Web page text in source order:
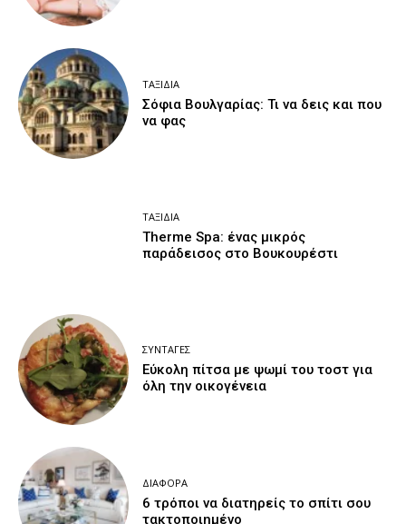
ΤΑΞΊΔΙΑ
Σόφια Βουλγαρίας: Τι να δεις και που
να φας
ΤΑΞΊΔΙΑ
Therme Spa: ένας μικρός
παράδεισος στο Βουκουρέστι
ΣΥΝΤΑΓΈΣ
Εύκολη πίτσα με ψωμί του τοστ για
όλη την οικογένεια
ΔΙΆΦΟΡΑ
6 τρόποι να διατηρείς το σπίτι σου
τακτοποιημένο